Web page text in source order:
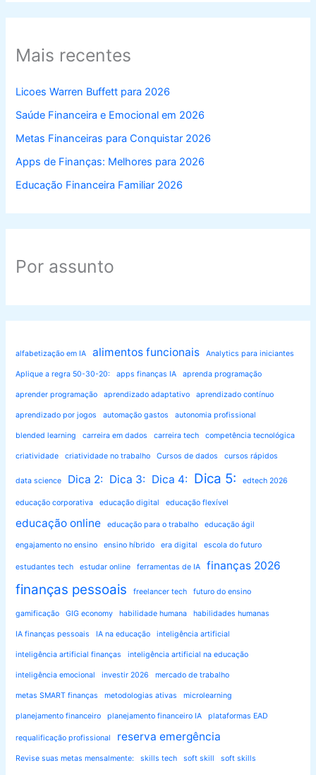
Mais recentes
Licoes Warren Buffett para 2026
Saúde Financeira e Emocional em 2026
Metas Financeiras para Conquistar 2026
Apps de Finanças: Melhores para 2026
Educação Financeira Familiar 2026
Por assunto
alfabetização em IA alimentos funcionais Analytics para iniciantes
Aplique a regra 50-30-20: apps finanças IA aprenda programação
aprender programação aprendizado adaptativo aprendizado contínuo
aprendizado por jogos automação gastos autonomia profissional
blended learning carreira em dados carreira tech competência tecnológica
criatividade criatividade no trabalho Cursos de dados cursos rápidos
data science Dica 2: Dica 3: Dica 4: Dica 5: edtech 2026
educação corporativa educação digital educação flexível
educação online educação para o trabalho educação ágil
engajamento no ensino ensino híbrido era digital escola do futuro
estudantes tech estudar online ferramentas de IA finanças 2026
finanças pessoais freelancer tech futuro do ensino
gamificação GIG economy habilidade humana habilidades humanas
IA finanças pessoais IA na educação inteligência artificial
inteligência artificial finanças inteligência artificial na educação
inteligência emocional investir 2026 mercado de trabalho
metas SMART finanças metodologias ativas microlearning
planejamento financeiro planejamento financeiro IA plataformas EAD
requalificação profissional reserva emergência
Revise suas metas mensalmente: skills tech soft skill soft skills